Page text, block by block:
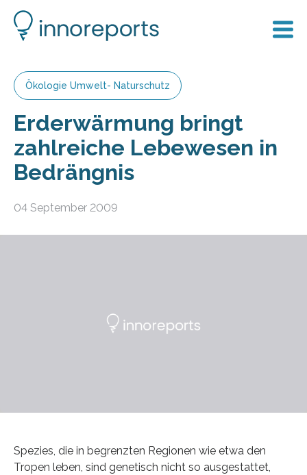
Ökologie Umwelt- Naturschutz
Erderwärmung bringt
zahlreiche Lebewesen in
Bedrängnis
04 September 2009
Spezies, die in begrenzten Regionen wie etwa den
Tropen leben, sind genetisch nicht so ausgestattet,